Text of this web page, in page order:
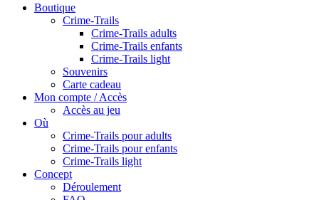
Boutique
Crime-Trails
Crime-Trails adults
Crime-Trails enfants
Crime-Trails light
Souvenirs
Carte cadeau
Mon compte / Accès
Accès au jeu
Où
Crime-Trails pour adults
Crime-Trails pour enfants
Crime-Trails light
Concept
Déroulement